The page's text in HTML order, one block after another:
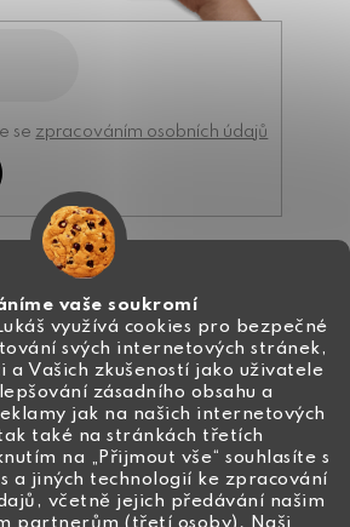
vaše soukromí
využívá cookies pro bezpečné
svých internetových stránek,
a Vašich zkušeností jako uživatele
zásadního obsahu a
jak na našich internetových
také na stránkách třetích
na „Přijmout vše“ souhlasíte s
a jiných technologií ke zpracování
včetně jejich předávání našim
se zpracováním osobních údajů
koralky.cz
191